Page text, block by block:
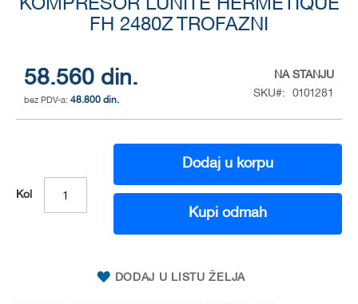
KOMPRESOR LUNITE HERMETIQUE
FH 2480Z TROFAZNI
58.560 din.
48.800 din.
NA STANJU
SKU
0101281
Kol
Dodaj u korpu
Kupi odmah
DODAJ U LISTU ŽELJA
the
images
gallery